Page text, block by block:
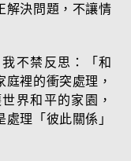
解決問題，不讓情
不禁反思：「和
裡的衝突處理，
界和平的家園，
理「彼此關係」